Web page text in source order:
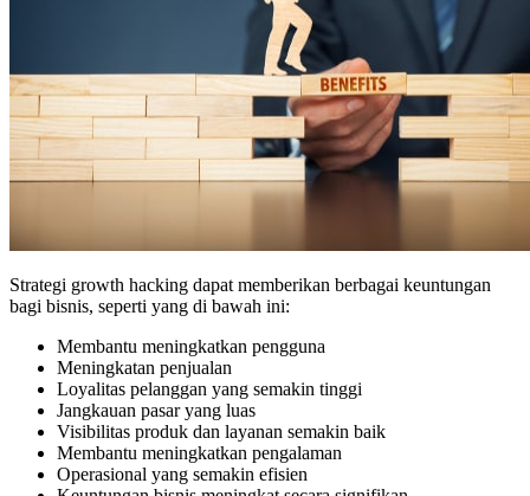
Strategi growth hacking dapat memberikan berbagai keuntungan
bagi bisnis, seperti yang di bawah ini:
Membantu meningkatkan pengguna
Meningkatan penjualan
Loyalitas pelanggan yang semakin tinggi
Jangkauan pasar yang luas
Visibilitas produk dan layanan semakin baik
Membantu meningkatkan pengalaman
Operasional yang semakin efisien